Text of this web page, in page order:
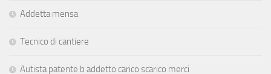
Addetta mensa
Tecnico di cantiere
Autista patente b addetto carico scarico merci